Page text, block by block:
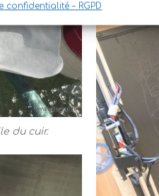
confidentialité – RGPD
du cuir.